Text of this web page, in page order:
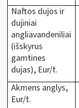
Naftos dujos ir
dujiniai
angliavandeniliai
(išskyrus
gamtines
dujas), Eur/t.
Akmens anglys,
Eur/t.